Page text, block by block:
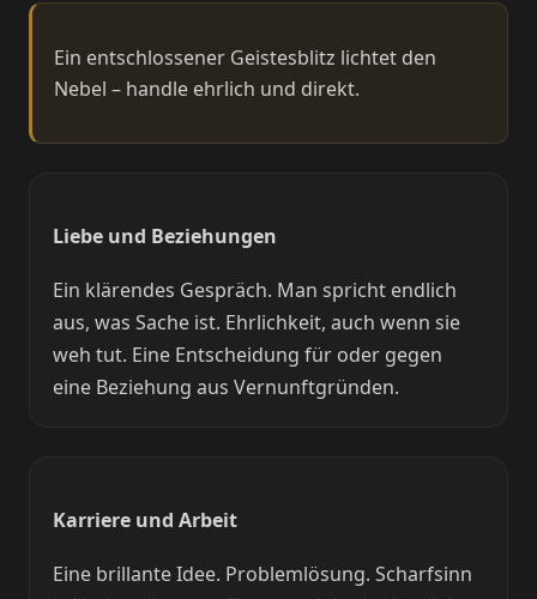
Ein entschlossener Geistesblitz lichtet den
Nebel – handle ehrlich und direkt.
Liebe und Beziehungen
Ein klärendes Gespräch. Man spricht endlich
aus, was Sache ist. Ehrlichkeit, auch wenn sie
weh tut. Eine Entscheidung für oder gegen
eine Beziehung aus Vernunftgründen.
Karriere und Arbeit
Eine brillante Idee. Problemlösung. Scharfsinn